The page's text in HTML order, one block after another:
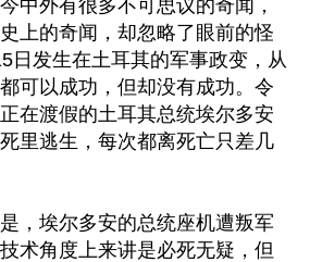
中外有很多不可思议的奇闻，
上的奇闻，却忽略了眼前的怪
日发生在土耳其的军事政变，从
可以成功，但却没有成功。令
在渡假的土耳其总统埃尔多安
里逃生，每次都离死亡只差几
，埃尔多安的总统座机遭叛军
术角度上来讲是必死无疑，但